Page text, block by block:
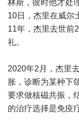
林斯，彼时他才处
10日，杰里在威尔
11年，杰里去世前
礼。
2020年2月，杰里
胀，诊断为某种下
要求做核磁共振，
的治疗选择是免疫